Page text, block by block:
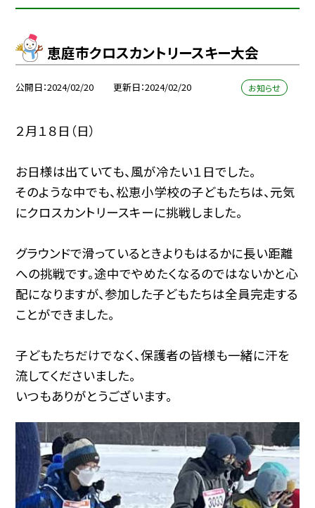
恵庭市クロスカントリースキー大会
公開日 2024/02/20 更新日 2024/02/20 お知らせ
２月１８日（日）
お日様は出ていても、風が冷たい１日でした。
そのような中でも、松恵小学校の子どもたちは、元気
にクロスカントリースキーに挑戦しました。
グラウンドで滑っているときよりもはるかに長い距離
への挑戦です。途中でやめたくなるのではないかと心
配になりますが、参加した子どもたちは全員完走する
ことができました。
子どもたちだけでなく、保護者の皆様も一緒に汗を
流してくださいました。
いつもありがとうございます。